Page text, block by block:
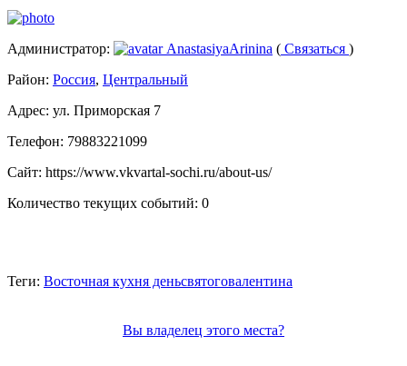
Администратор: AnastasiyaArinina ( Связаться )
Район: Россия, Центральный
Адрес: ул. Приморская 7
Телефон: 79883221099
Сайт: https://www.vkvartal-sochi.ru/about-us/
Количество текущих событий: 0
Теги: Восточная кухня деньсвятоговалентина
Вы владелец этого места?